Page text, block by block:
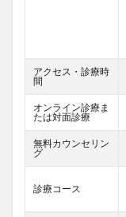
アクセス・診療時
間
オンライン診療ま
たは対面診療
無料カウンセリン
グ
診療コース